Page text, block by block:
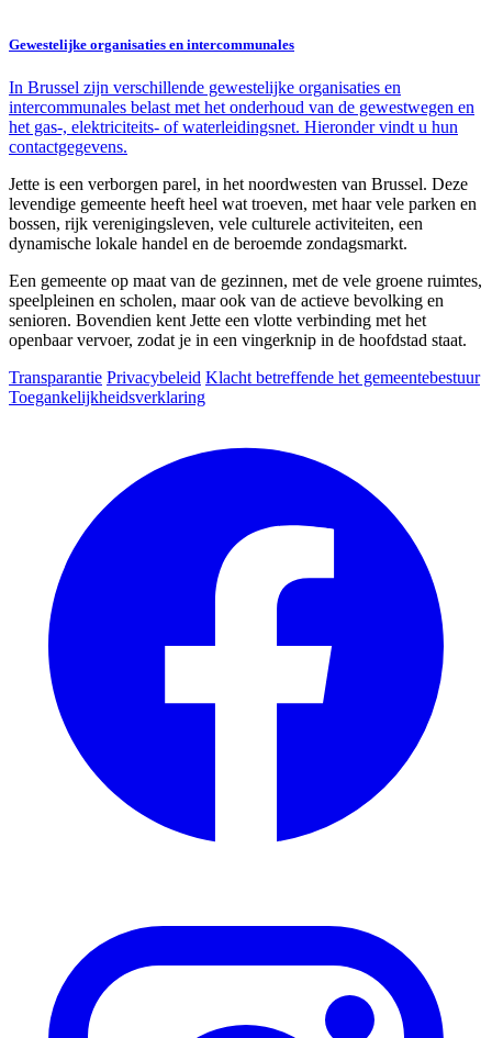
Gewestelijke organisaties en intercommunales
In Brussel zijn verschillende gewestelijke organisaties en
intercommunales belast met het onderhoud van de gewestwegen en
het gas-, elektriciteits- of waterleidingsnet. Hieronder vindt u hun
contactgegevens.
Jette is een verborgen parel, in het noordwesten van Brussel. Deze
levendige gemeente heeft heel wat troeven, met haar vele parken en
bossen, rijk verenigingsleven, vele culturele activiteiten, een
dynamische lokale handel en de beroemde zondagsmarkt.
Een gemeente op maat van de gezinnen, met de vele groene ruimtes,
speelpleinen en scholen, maar ook van de actieve bevolking en
senioren. Bovendien kent Jette een vlotte verbinding met het
openbaar vervoer, zodat je in een vingerknip in de hoofdstad staat.
Transparantie Privacybeleid Klacht betreffende het gemeentebestuur
Toegankelijkheidsverklaring